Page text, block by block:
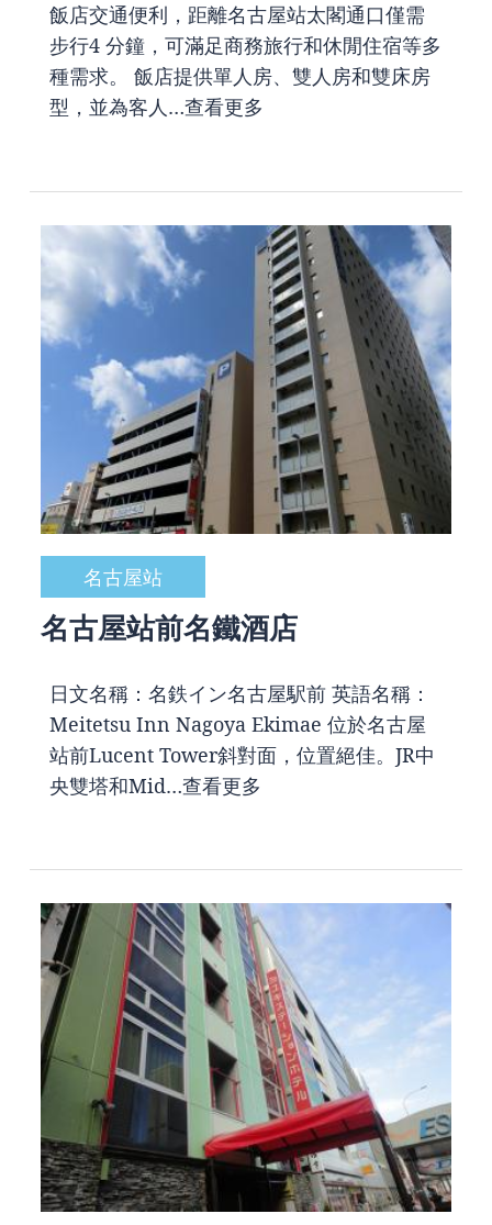
飯店交通便利，距離名古屋站太閣通口僅需
步行4 分鐘，可滿足商務旅行和休閒住宿等多
種需求。 飯店提供單人房、雙人房和雙床房
型，並為客人…查看更多
名古屋站
名古屋站前名鐵酒店
日文名稱：名鉄イン名古屋駅前 英語名稱：
Meitetsu Inn Nagoya Ekimae 位於名古屋
站前Lucent Tower斜對面，位置絕佳。JR中
央雙塔和Mid…查看更多